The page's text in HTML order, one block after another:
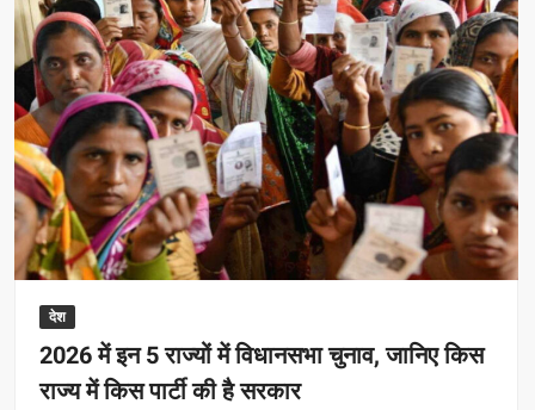
की
बड़ी
तैयारी,
सपा
उतार
सकती
है
उम्मीदवार
देश
2026 में इन 5 राज्यों में विधानसभा चुनाव, जानिए किस
राज्य में किस पार्टी की है सरकार